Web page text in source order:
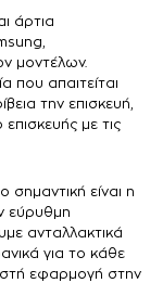
άρτια
μοντέλων.
που απαιτείται
την επισκευή,
με τις
είναι η
εύρυθμη
ανταλλακτικά
για το κάθε
εφαρμογή στην